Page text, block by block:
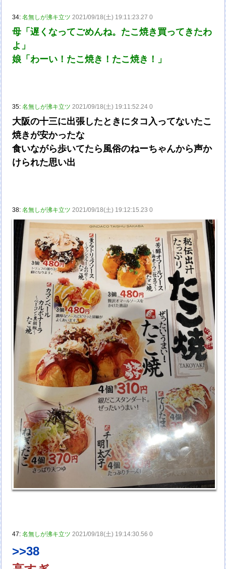
34:名無しが沸キ立ツ 2021/09/18(土) 19:11:23.27 0
母「遅くなってごめんね。たこ焼き買ってきたわ
よ」
娘「わーい！たこ焼き！たこ焼き！」
35:名無しが沸キ立ツ 2021/09/18(土) 19:11:52.24 0
大阪の十三に出張したときにタコ入ってないたこ
焼きが安かったな
食いながら歩いてたら風俗のねーちゃんから声か
けられた思い出
38:名無しが沸キ立ツ 2021/09/18(土) 19:12:15.23 0
47:名無しが沸キ立ツ 2021/09/18(土) 19:14:30.56 0
>>38